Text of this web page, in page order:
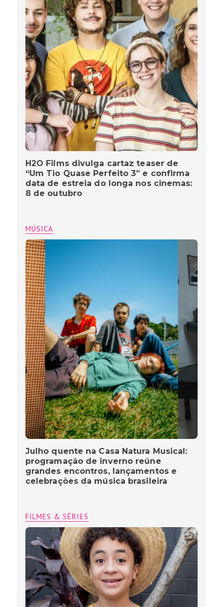
H2O Films divulga cartaz teaser de
“Um Tio Quase Perfeito 3” e confirma
data de estreia do longa nos cinemas:
8 de outubro
MÚSICA
Julho quente na Casa Natura Musical:
programação de inverno reúne
grandes encontros, lançamentos e
celebrações da música brasileira
FILMES & SÉRIES